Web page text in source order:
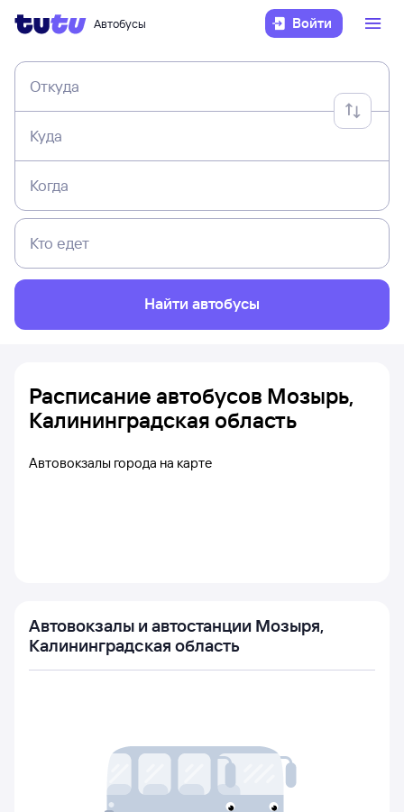
Автобусы Войти
Откуда
Куда
Когда
Кто едет
Найти автобусы
Расписание автобусов Мозырь,
Калининградская область
Автовокзалы города на карте
Автовокзалы и автостанции Мозыря,
Калининградская область